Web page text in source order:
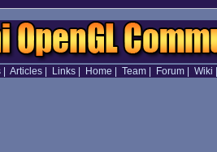
| Articles| Links| Home Team| Forum| Wiki